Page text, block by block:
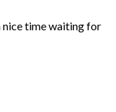
nice time waiting for